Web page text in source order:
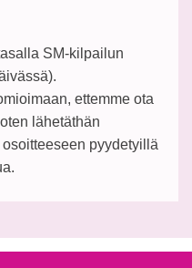
SM-kilpailun
ettemme ota
lähetäthän
pyydetyillä